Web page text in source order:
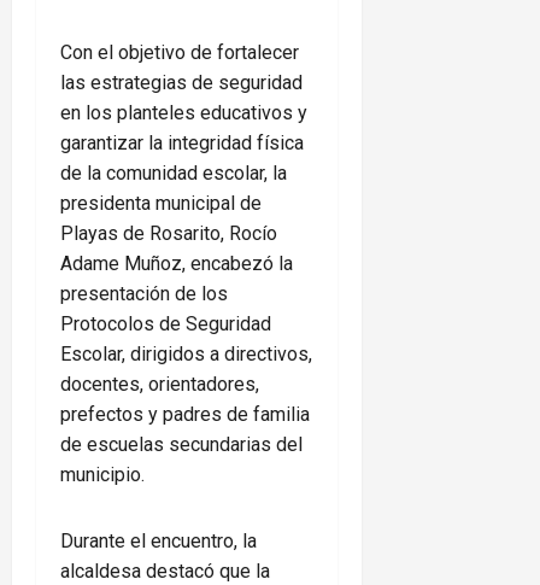
Con el objetivo de fortalecer
las estrategias de seguridad
en los planteles educativos y
garantizar la integridad física
de la comunidad escolar, la
presidenta municipal de
Playas de Rosarito, Rocío
Adame Muñoz, encabezó la
presentación de los
Protocolos de Seguridad
Escolar, dirigidos a directivos,
docentes, orientadores,
prefectos y padres de familia
de escuelas secundarias del
municipio.
Durante el encuentro, la
alcaldesa destacó que la